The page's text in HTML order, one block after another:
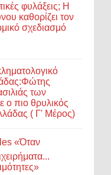
φυλάξεις; Η
καθορίζει τον
σχεδιασμό
των
ο πιο θρυλικός
( Γ' Μέρος)
«Όταν